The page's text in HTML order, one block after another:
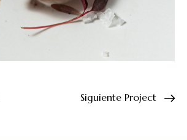
Siguiente Project